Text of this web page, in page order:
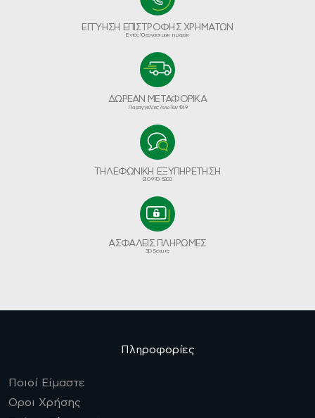
ΕΓΓΥΗΣΗ ΕΠΙΣΤΡΟΦΗΣ ΧΡΗΜΑΤΩΝ
Εντός 10 εργάσιμων ημερών
ΔΩΡΕΑΝ ΜΕΤΑΦΟΡΙΚΑ
Παραγγελίες Άνω Των €49
ΤΗΛΕΦΩΝΙΚΗ ΕΞΥΠΗΡΕΤΗΣΗ
210-970-5200
ΑΣΦΑΛΕΙΣ ΠΛΗΡΩΜΕΣ
3D Secure
Πληροφορίες
Ποιοί Είμαστε
Οροι Χρήσης